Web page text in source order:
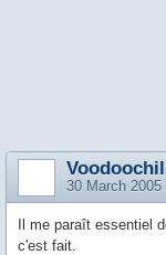
30 March 2005
Il me paraît essentiel
c'est fait.